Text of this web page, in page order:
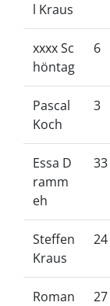
l Kraus
xxxx Sc
höntag
6
Pascal
Koch
3
Essa D
ramm
eh
33
Steffen
Kraus
24
Roman
27